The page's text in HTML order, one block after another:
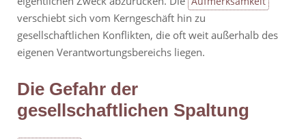
verschiebt sich vom Kerngeschäft hin zu
gesellschaftlichen Konflikten, die oft weit außerhalb des
eigenen Verantwortungsbereichs liegen.
Die Gefahr der
gesellschaftlichen Spaltung